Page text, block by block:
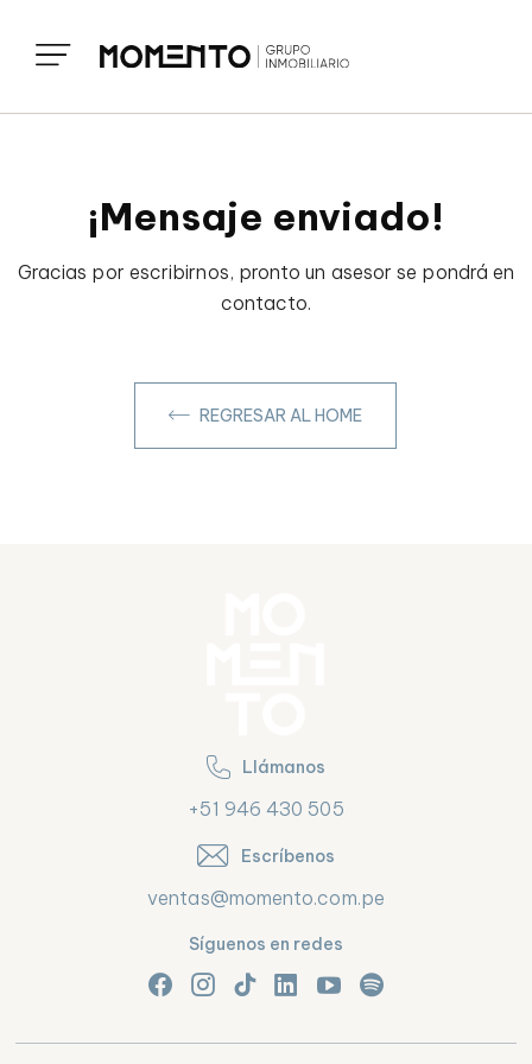
¡Mensaje enviado!
Gracias por escribirnos, pronto un asesor se pondrá en
contacto.
REGRESAR AL HOME
Llámanos
+51 946 430 505
Escríbenos
ventas@momento.com.pe
Síguenos en redes